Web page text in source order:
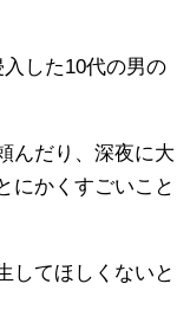
した10代の男の
んだり、深夜に大
にかくすごいこと
してほしくないと